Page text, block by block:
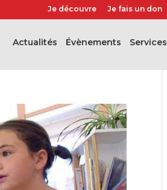
Je découvre Je fais un don
Actualités évènements Services